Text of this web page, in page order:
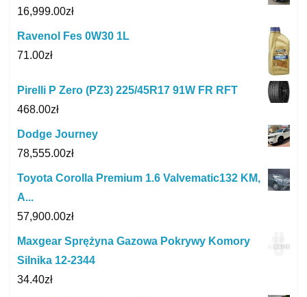
16,999.00zł
Ravenol Fes 0W30 1L
71.00zł
Pirelli P Zero (PZ3) 225/45R17 91W FR RFT
468.00zł
Dodge Journey
78,555.00zł
Toyota Corolla Premium 1.6 Valvematic132 KM,
A...
57,900.00zł
Maxgear Sprężyna Gazowa Pokrywy Komory
Silnika 12-2344
34.40zł